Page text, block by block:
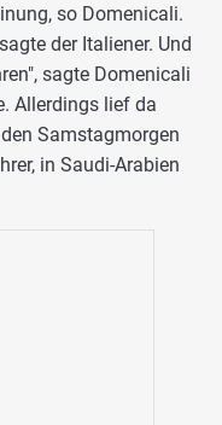
so Domenicali.
der Italiener. Und
sagte Domenicali
Allerdings lief da
Samstagmorgen
in Saudi-Arabien